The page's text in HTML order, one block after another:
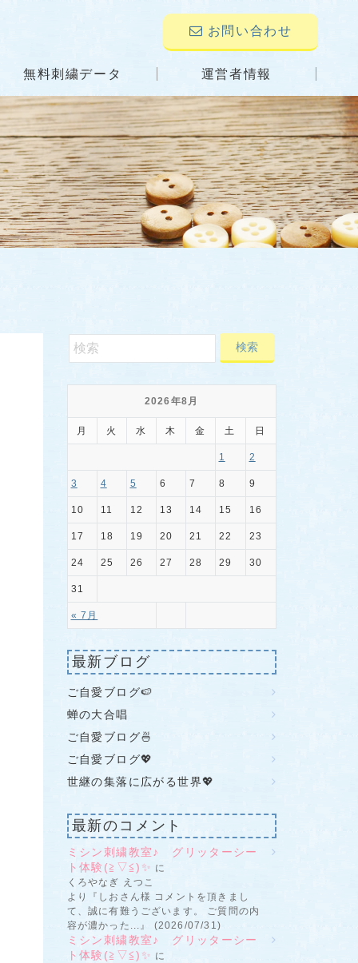
お問い合わせ
無料刺繍データ 運営者情報
2026年8月
月 火 水 木 金 土 日
« 7月
1 2
3 4 5 6 7 8 9
10 11 12 13 14 15 16
17 18 19 20 21 22 23
24 25 26 27 28 29 30
31
最新ブログ
ご自愛ブログ🍉
蝉の大合唱
ご自愛ブログ🍜
ご自愛ブログ💖
世継の集落に広がる世界💖
最新のコメント
ミシン刺繍教室♪ グリッターシー
ト体験(≧▽≦)✨ に
くろやなぎ えつこ
より『しおさん様 コメントを頂きまし
て、誠に有難うございます。 ご質問の内
容が濃かった...』 (2026/07/31)
ミシン刺繍教室♪ グリッターシー
ト体験(≧▽≦)✨ に